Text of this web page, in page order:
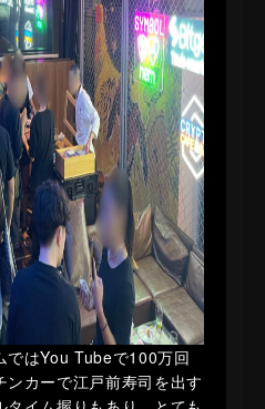
ではYou Tubeで100万回
カーで江戸前寿司を出す